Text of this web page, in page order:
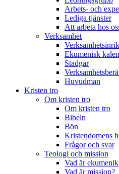
Arbets- och
Lediga tjänster
Att arbeta hos
Verksamhet
Ekumenisk
Stadgar
Huvudman
Kristen tro
Om kristen tro
Om kristen tro
Bibeln
Bön
Kristendomens
Frågor och svar
Teologi och mission
Vad är
Vad är mission?